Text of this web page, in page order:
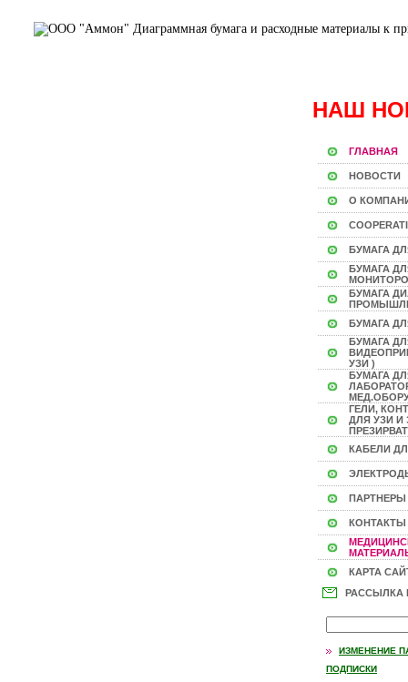
НАШ
ГЛАВНАЯ
НОВОСТИ
О
БУМАГА
БУМАГА
БУМАГА
БУМАГА
БУМАГА
УЗИ )
БУМАГА
ГЕЛИ,
ДЛЯ УЗИ И
КАБЕЛИ
ПАРТНЕРЫ
КОНТАКТЫ
КАРТА
РАССЫЛКА
ИЗМЕНЕНИЕ
ПОДПИСКИ